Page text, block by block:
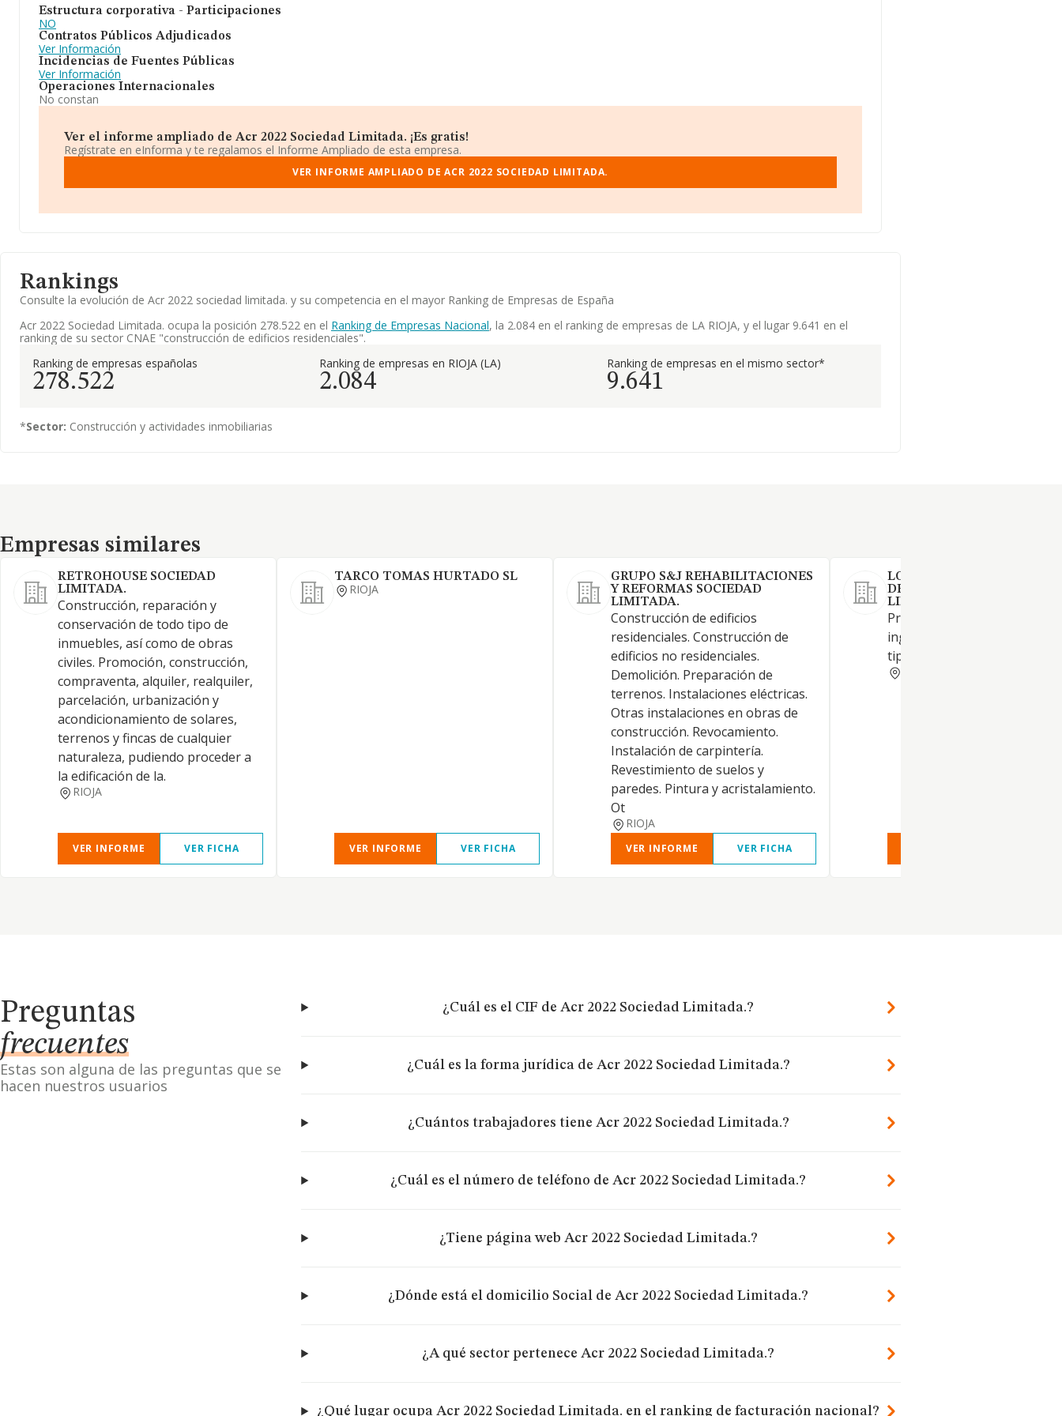
Estructura corporativa - Participaciones
NO
Contratos Públicos Adjudicados
Ver Información
Incidencias de Fuentes Públicas
Ver Información
Operaciones Internacionales
No constan
Ver el informe ampliado de Acr 2022 Sociedad Limitada. ¡Es gratis!
Regístrate en eInforma y te regalamos el Informe Ampliado de esta empresa.
VER INFORME AMPLIADO DE ACR 2022 SOCIEDAD LIMITADA.
Rankings
Consulte la evolución de Acr 2022 sociedad limitada. y su competencia en el mayor Ranking de Empresas de España
Acr 2022 Sociedad Limitada. ocupa la posición 278.522 en el Ranking de Empresas Nacional, la 2.084 en el ranking de empresas de LA RIOJA, y el lugar 9.641 en el
ranking de su sector CNAE "construcción de edificios residenciales".
Ranking de empresas españolas
278.522
Ranking de empresas en RIOJA (LA)
2.084
Ranking de empresas en el mismo sector*
9.641
*Sector: Construcción y actividades inmobiliarias
Empresas similares
Empresas similares
RETROHOUSE SOCIEDAD
LIMITADA.
Construcción, reparación y
conservación de todo tipo de
inmuebles, así como de obras
civiles. Promoción, construcción,
compraventa, alquiler, realquiler,
parcelación, urbanización y
acondicionamiento de solares,
terrenos y fincas de cualquier
naturaleza, pudiendo proceder a
la edificación de la.
RIOJA
VER INFORME VER FICHA
TARCO TOMAS HURTADO SL
RIOJA
VER INFORME VER FICHA
GRUPO S&J REHABILITACIONES
Y REFORMAS SOCIEDAD
LIMITADA.
Construcción de edificios
residenciales. Construcción de
edificios no residenciales.
Demolición. Preparación de
terrenos. Instalaciones eléctricas.
Otras instalaciones en obras de
construcción. Revocamiento.
Instalación de carpintería.
Revestimiento de suelos y
paredes. Pintura y acristalamiento.
Ot
RIOJA
VER INFORME VER FICHA
LOSA INGENIEROS
DE RESPONSABILIDAD
LIMITADA
Prestación de servicios de
ingeniería y construcción de
tipo.
Preguntas
frecuentes
Estas son alguna de las preguntas que se
hacen nuestros usuarios
¿Cuál es el CIF de Acr 2022 Sociedad Limitada.?
¿Cuál es la forma jurídica de Acr 2022 Sociedad Limitada.?
¿Cuántos trabajadores tiene Acr 2022 Sociedad Limitada.?
¿Cuál es el número de teléfono de Acr 2022 Sociedad Limitada.?
¿Tiene página web Acr 2022 Sociedad Limitada.?
¿Dónde está el domicilio Social de Acr 2022 Sociedad Limitada.?
¿A qué sector pertenece Acr 2022 Sociedad Limitada.?
¿Qué lugar ocupa Acr 2022 Sociedad Limitada. en el ranking de facturación nacional?